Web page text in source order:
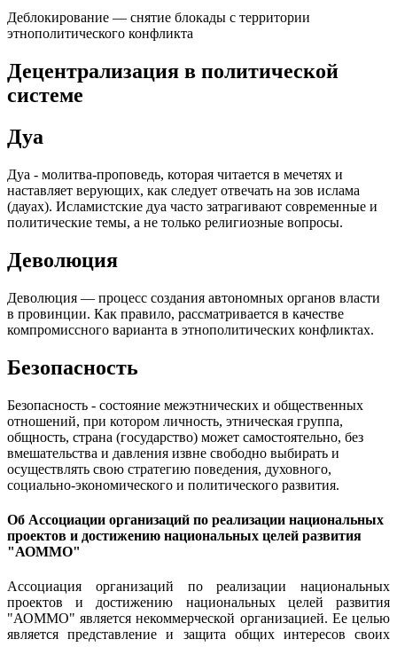
Деблокирование — снятие блокады с территории
этнополитического конфликта
Децентрализация в политической
системе
Дуа
Дуа - молитва-проповедь, которая читается в мечетях и
наставляет верующих, как следует отвечать на зов ислама
(дауах). Исламистские дуа часто затрагивают современные и
политические темы, а не только религиозные вопросы.
Деволюция
Деволюция — процесс создания автономных органов власти
в провинции. Как правило, рассматривается в качестве
компромиссного варианта в этнополитических конфликтах.
Безопасность
Безопасность - состояние межэтнических и общественных
отношений, при котором личность, этническая группа,
общность, страна (государство) может самостоятельно, без
вмешательства и давления извне свободно выбирать и
осуществлять свою стратегию поведения, духовного,
социально-экономического и политического развития.
Об Ассоциации организаций по реализации национальных
проектов и достижению национальных целей развития
"АОММО"
Ассоциация организаций по реализации национальных
проектов и достижению национальных целей развития
"АОММО" является некоммерческой организацией. Ее целью
является представление и защита общих интересов своих